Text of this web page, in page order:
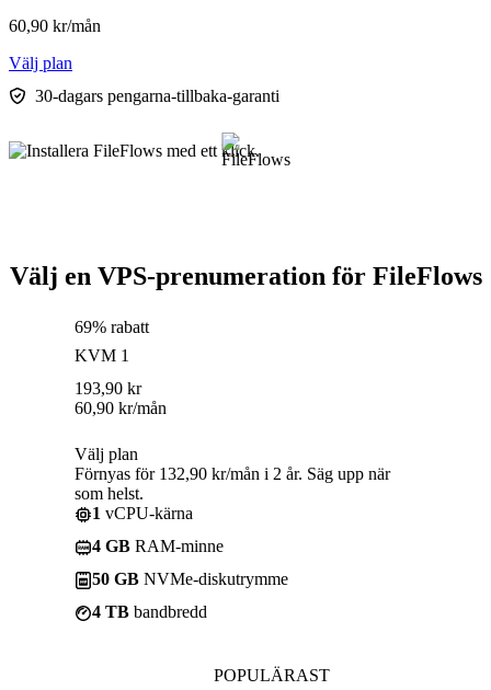
60,90 kr/mån
Välj plan
30-dagars pengarna-tillbaka-garanti
Välj en VPS-prenumeration för FileFlows
69% rabatt
KVM 1
193,90 kr
60,90 kr/mån
Välj plan
Förnyas för 132,90 kr/mån i 2 år. Säg upp när
som helst.
1 vCPU-kärna
4 GB RAM-minne
50 GB NVMe-diskutrymme
4 TB bandbredd
POPULÄRAST